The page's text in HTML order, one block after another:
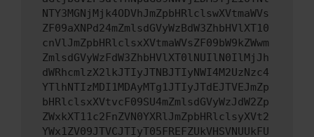
NTY3MGNjMjk4ODVhJmZpbHRlclswXVtmaWVs
ZF09aXNPd24mZmlsdGVyWzBdW3ZhbHVlXT10
cnVlJmZpbHRlclsxXVtmaWVsZF09bW9kZWwm
ZmlsdGVyWzFdW3ZhbHVlXT0lNUIlN0IlMjJh
dWRhcmlzX2lkJTIyJTNBJTIyNWI4M2UzNzc4
YTlhNTIzMDI1MDAyMTg1JTIyJTdEJTVEJmZp
bHRlclsxXVtvcF09SU4mZmlsdGVyWzJdW2Zp
ZWxkXT11c2FnZVN0YXRlJmZpbHRlclsyXVt2
YWx1ZV09JTVCJTIyT05FREFZUkVHSVNUUkFU